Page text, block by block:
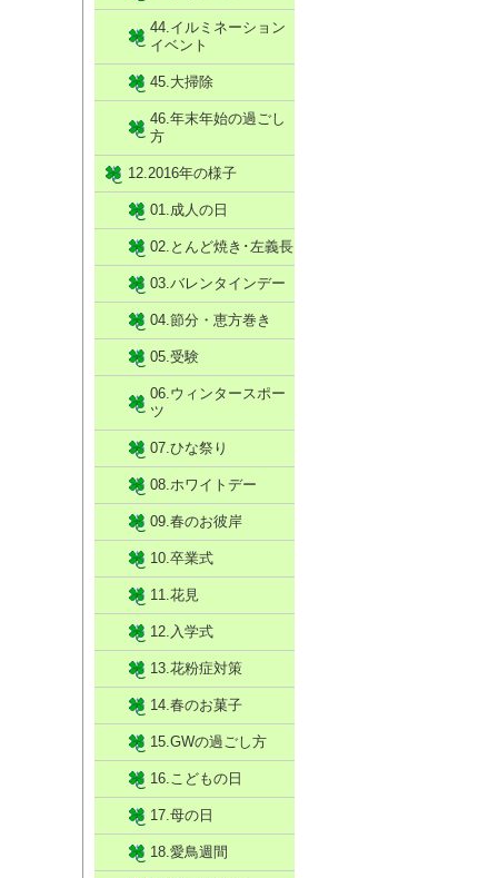
44.イルミネーション
イベント
45.大掃除
46.年末年始の過ごし
方
12.2016年の様子
01.成人の日
02.とんど焼き･左義長
03.バレンタインデー
04.節分・恵方巻き
05.受験
06.ウィンタースポー
ツ
07.ひな祭り
08.ホワイトデー
09.春のお彼岸
10.卒業式
11.花見
12.入学式
13.花粉症対策
14.春のお菓子
15.GWの過ごし方
16.こどもの日
17.母の日
18.愛鳥週間